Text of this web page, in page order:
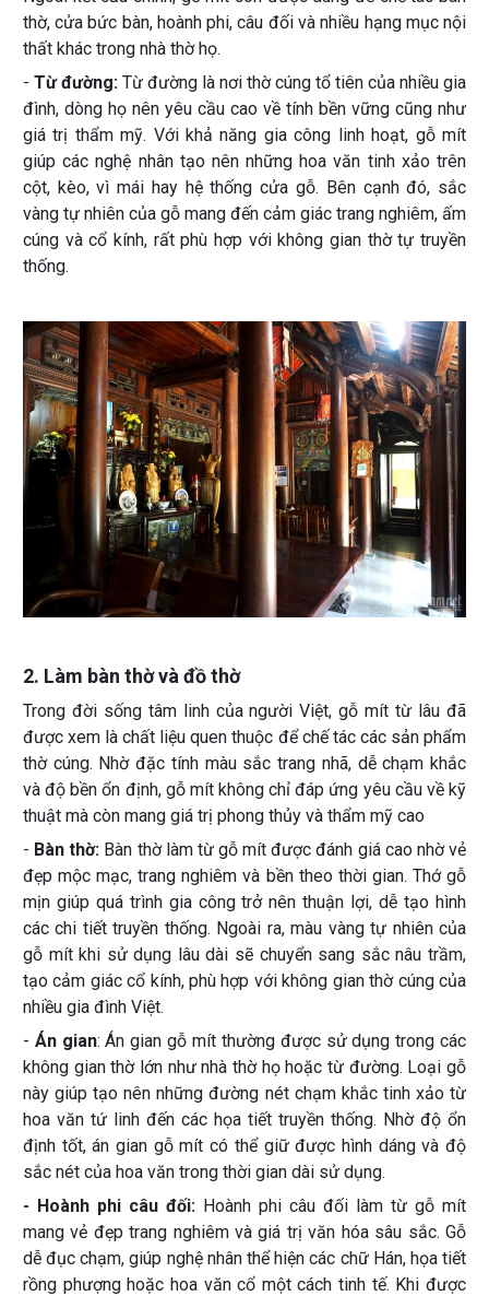
thờ, cửa bức bàn, hoành phi, câu đối và nhiều hạng mục nội
thất khác trong nhà thờ họ.
- Từ đường: Từ đường là nơi thờ cúng tổ tiên của nhiều gia
đình, dòng họ nên yêu cầu cao về tính bền vững cũng như
giá trị thẩm mỹ. Với khả năng gia công linh hoạt, gỗ mít
giúp các nghệ nhân tạo nên những hoa văn tinh xảo trên
cột, kèo, vì mái hay hệ thống cửa gỗ. Bên cạnh đó, sắc
vàng tự nhiên của gỗ mang đến cảm giác trang nghiêm, ấm
cúng và cổ kính, rất phù hợp với không gian thờ tự truyền
thống.
2. Làm bàn thờ và đồ thờ
Trong đời sống tâm linh của người Việt, gỗ mít từ lâu đã
được xem là chất liệu quen thuộc để chế tác các sản phẩm
thờ cúng. Nhờ đặc tính màu sắc trang nhã, dễ chạm khắc
và độ bền ổn định, gỗ mít không chỉ đáp ứng yêu cầu về kỹ
thuật mà còn mang giá trị phong thủy và thẩm mỹ cao
- Bàn thờ: Bàn thờ làm từ gỗ mít được đánh giá cao nhờ vẻ
đẹp mộc mạc, trang nghiêm và bền theo thời gian. Thớ gỗ
mịn giúp quá trình gia công trở nên thuận lợi, dễ tạo hình
các chi tiết truyền thống. Ngoài ra, màu vàng tự nhiên của
gỗ mít khi sử dụng lâu dài sẽ chuyển sang sắc nâu trầm,
tạo cảm giác cổ kính, phù hợp với không gian thờ cúng của
nhiều gia đình Việt.
- Án gian: Án gian gỗ mít thường được sử dụng trong các
không gian thờ lớn như nhà thờ họ hoặc từ đường. Loại gỗ
này giúp tạo nên những đường nét chạm khắc tinh xảo từ
hoa văn tứ linh đến các họa tiết truyền thống. Nhờ độ ổn
định tốt, án gian gỗ mít có thể giữ được hình dáng và độ
sắc nét của hoa văn trong thời gian dài sử dụng.
- Hoành phi câu đối:Hoành phi câu đối làm từ gỗ mít
mang vẻ đẹp trang nghiêm và giá trị văn hóa sâu sắc. Gỗ
dễ đục chạm, giúp nghệ nhân thể hiện các chữ Hán, họa tiết
rồng phượng hoặc hoa văn cổ một cách tinh tế. Khi được